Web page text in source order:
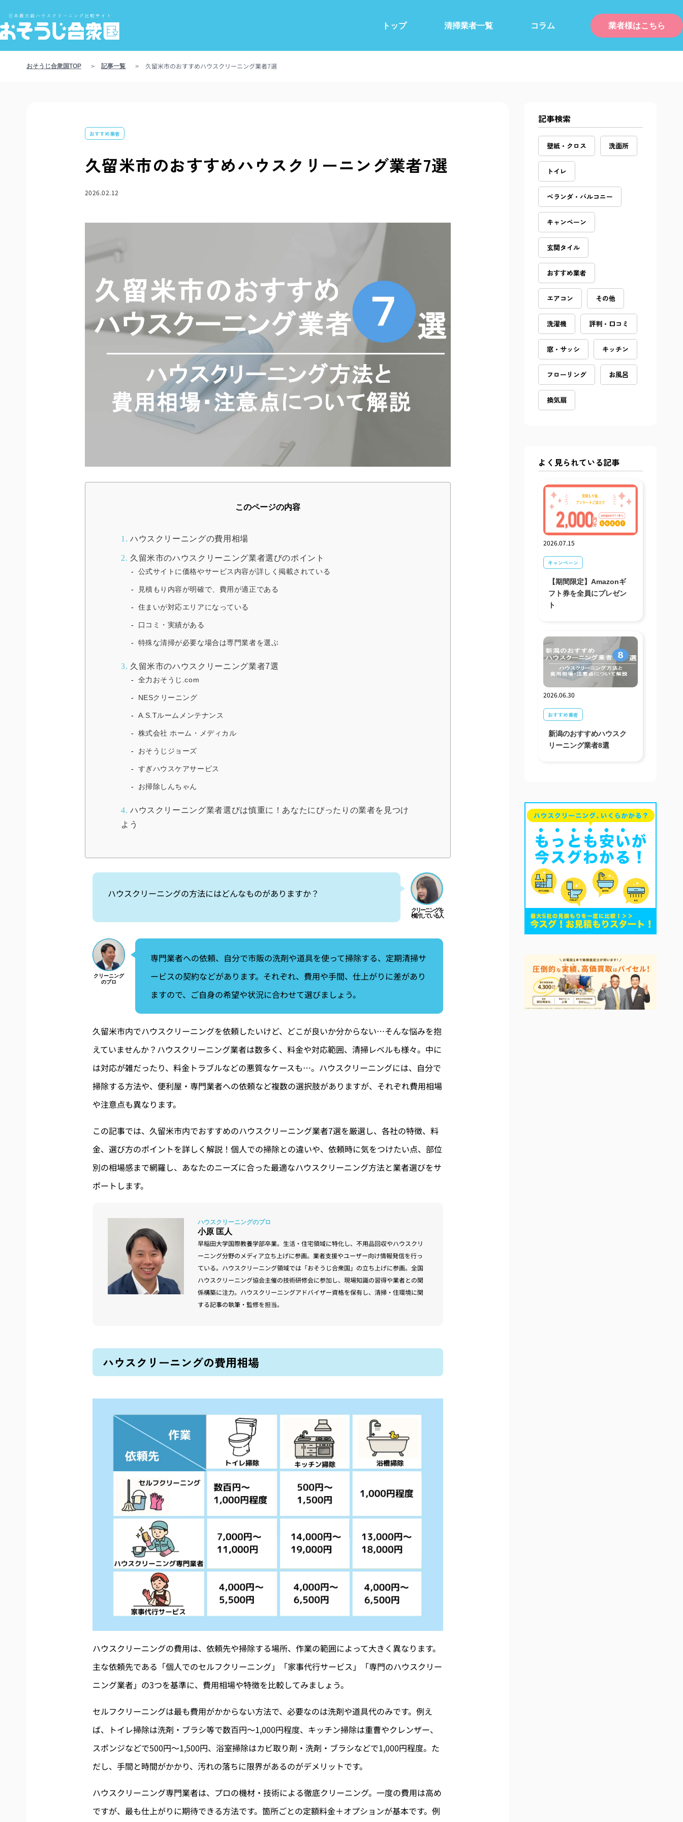
トップ 清掃業者一覧 コラム 業者様はこちら
おそうじ合衆国TOP > 記事一覧 > 久留米市のおすすめハウスクリーニング業者7選
おすすめ業者
久留米市のおすすめハウスクリーニング業者7選
2026.02.12
このページの内容
1. ハウスクリーニングの費用相場
2. 久留米市のハウスクリーニング業者選びのポイント
公式サイトに価格やサービス内容が詳しく掲載されている
見積もり内容が明確で、費用が適正である
住まいが対応エリアになっている
口コミ・実績がある
特殊な清掃が必要な場合は専門業者を選ぶ
3. 久留米市のハウスクリーニング業者7選
全力おそうじ.com
NESクリーニング
A.S.Tルームメンテナンス
株式会社 ホーム・メディカル
おそうじジョーズ
すぎハウスケアサービス
お掃除しんちゃん
4. ハウスクリーニング業者選びは慎重に！あなたにぴったりの業者を見つけ
よう
ハウスクリーニングの方法にはどんなものがありますか？
専門業者への依頼、自分で市販の洗剤や道具を使って掃除する、定期清掃サ
ービスの契約などがあります。それぞれ、費用や手間、仕上がりに差があり
ますので、ご自身の希望や状況に合わせて選びましょう。
久留米市内でハウスクリーニングを依頼したいけど、どこが良いか分からない…そんな悩みを抱
えていませんか？ハウスクリーニング業者は数多く、料金や対応範囲、清掃レベルも様々。中に
は対応が雑だったり、料金トラブルなどの悪質なケースも…。ハウスクリーニングには、自分で
掃除する方法や、便利屋・専門業者への依頼など複数の選択肢がありますが、それぞれ費用相場
や注意点も異なります。
この記事では、久留米市内でおすすめのハウスクリーニング業者7選を厳選し、各社の特徴、料
金、選び方のポイントを詳しく解説！個人での掃除との違いや、依頼時に気をつけたい点、部位
別の相場感まで網羅し、あなたのニーズに合った最適なハウスクリーニング方法と業者選びをサ
ポートします。
小原 匡人
早稲田大学国際教養学部卒業。生活・住宅領域に特化し、不用品回収やハウスクリ
ーニング分野のメディア立ち上げに参画。業者支援やユーザー向け情報発信を行っ
ている。ハウスクリーニング領域では「おそうじ合衆国」の立ち上げに参画。全国
ハウスクリーニング協会主催の技術研修会に参加し、現場知識の習得や業者との関
係構築に注力。ハウスクリーニングアドバイザー資格を保有し、清掃・住環境に関
する記事の執筆・監修を担当。
ハウスクリーニングの費用相場
ハウスクリーニングの費用は、依頼先や掃除する場所、作業の範囲によって大きく異なります。
主な依頼先である「個人でのセルフクリーニング」「家事代行サービス」「専門のハウスクリー
ニング業者」の3つを基準に、費用相場や特徴を比較してみましょう。
セルフクリーニングは最も費用がかからない方法で、必要なのは洗剤や道具代のみです。例え
ば、トイレ掃除は洗剤・ブラシ等で数百円〜1,000円程度、キッチン掃除は重曹やクレンザー、
スポンジなどで500円〜1,500円、浴室掃除はカビ取り剤・洗剤・ブラシなどで1,000円程度。た
だし、手間と時間がかかり、汚れの落ちに限界があるのがデメリットです。
ハウスクリーニング専門業者は、プロの機材・技術による徹底クリーニング。一度の費用は高め
ですが、最も仕上がりに期待できる方法です。箇所ごとの定額料金＋オプションが基本です。例
記事検索
壁紙・クロス 洗面所
トイレ
ベランダ・バルコニー
キャンペーン
玄関タイル
おすすめ業者
エアコン その他
洗濯機 評判・口コミ
窓・サッシ キッチン
フローリング お風呂
換気扇
よく見られている記事
2026.07.15
キャンペーン
【期間限定】Amazonギ
フト券を全員にプレゼン
ト
2026.06.30
おすすめ業者
新潟のおすすめハウスク
リーニング業者8選